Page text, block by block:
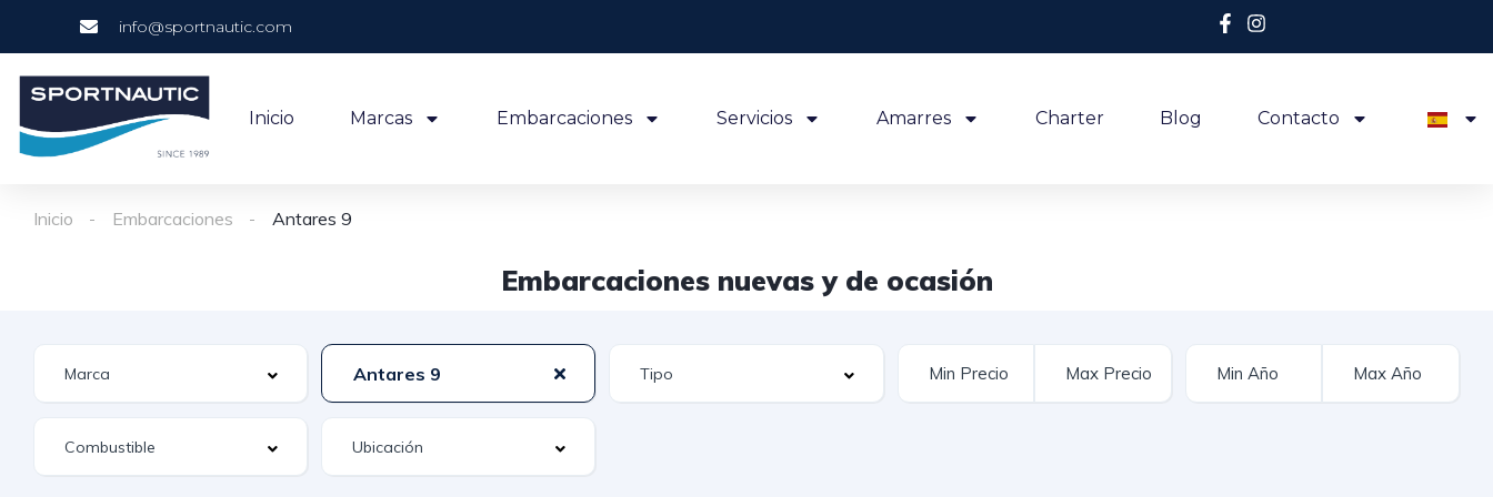
info@sportnautic.com
Inicio Marcas Embarcaciones Servicios Amarres Charter Blog Contacto
Inicio Embarcaciones Antares 9
Embarcaciones nuevas y de ocasión
Antares 9